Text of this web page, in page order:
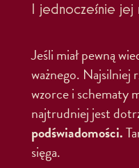
I jednocześnie jej
Jeśli miał pewną
ważnego. Najsilniej
wzorce i schematy
najtrudniej jest
podświadomości.
sięga.